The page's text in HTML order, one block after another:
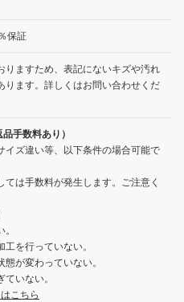
保証
りますため、表記にないキズや汚れ
ります。詳しくはお問い合わせくだ
手数料あり）
イズ違い等、以下条件の場合可能で
ては手数料が発生します。ご注意く
工を行っていない。
態が変わっていない。
ていない。
こちら